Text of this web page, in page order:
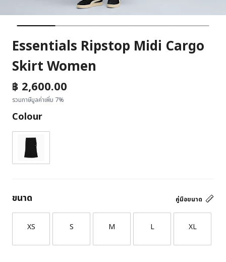
Essentials Ripstop Midi Cargo
Skirt Women
฿ 2,600.00
รวมภาษีมูลค่าเพิ่ม 7%
Colour
คู่มือขนาด
ขนาด
XS S M L XL